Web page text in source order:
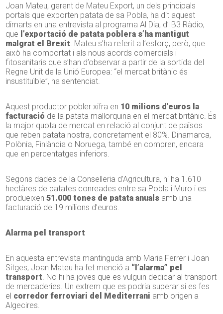
Joan Mateu, gerent de Mateu Export, un dels principals
portals que exporten patata de sa Pobla, ha dit aquest
dimarts en una entrevista al programa Al Dia, d’IB3 Ràdio,
que l’exportació de patata poblera s’ha mantigut
malgrat el Brexit. Mateu s’ha referit a l’esforç, però, que
això ha comportat i als nous acords comercials i
fitosanitaris que s’han d’observar a partir de la sortida del
Regne Unit de la Unió Europea: “el mercat britànic és
insustituïble”, ha sentenciat.
Aquest productor pobler xifra en 10 milions d’euros la
facturació de la patata mallorquina en el mercat britànic. És
la major quota de mercat en relació al conjunt de països
que reben patata nostra, concretament el 80%. Dinamarca,
Polònia, Finlàndia o Noruega, també en compren, encara
que en percentatges inferiors.
Segons dades de la Conselleria d’Agricultura, hi ha 1.610
hectàres de patates conreades entre sa Pobla i Muro i es
produeixen 51.000 tones de patata anuals amb una
facturació de 19 milions d’euros.
Alarma pel transport
En aquesta entrevista mantinguda amb Maria Ferrer i Joan
Sitges, Joan Mateu ha fet menció a “l’alarma” pel
transport. No hi ha joves que es vulguin dedicar al transport
de mercaderies. Un extrem que es podria superar si es fes
el corredor ferroviari del Mediterrani amb origen a
Algecires.